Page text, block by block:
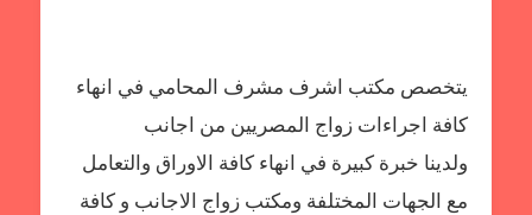
للمستشار
أشرف
مشرف
يتخصص مكتب اشرف مشرف المحامي في انهاء
كافة اجراءات زواج المصريين من اجانب
ولدينا خبرة كبيرة في انهاء كافة الاوراق والتعامل
مع الجهات المختلفة ومكتب زواج الاجانب و كافة